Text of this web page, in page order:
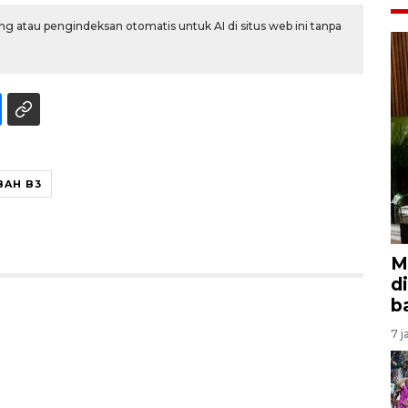
atau pengindeksan otomatis untuk AI di situs web ini tanpa
B3
7